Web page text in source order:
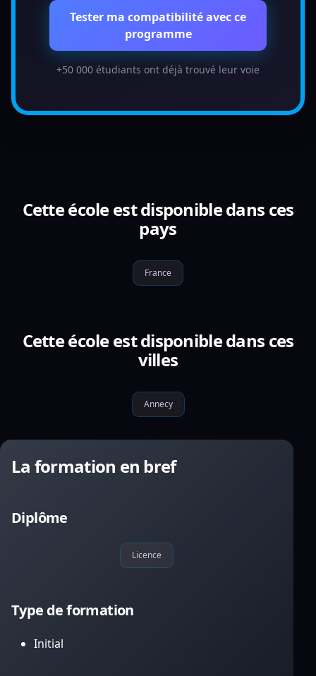
Tester ma compatibilité avec ce
programme
+50 000 étudiants ont déjà trouvé leur voie
Cette école est disponible dans ces
pays
France
Cette école est disponible dans ces
villes
Annecy
La formation en bref
Diplôme
Licence
Type de formation
Initial